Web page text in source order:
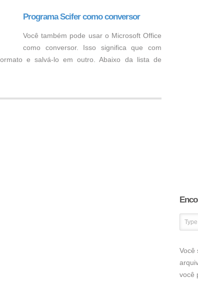
Programa Scifer como conversor
Você também pode usar o Microsoft Office
como conversor. Isso significa que com
e salvá-lo em outro. Abaixo da lista de
Você
você